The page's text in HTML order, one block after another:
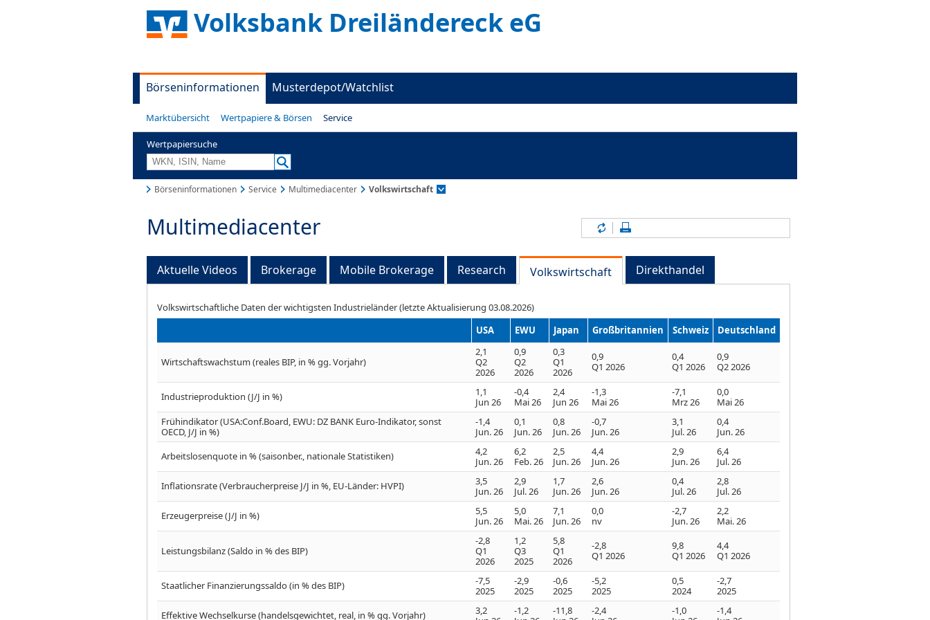
Volksbank Dreiländereck eG
Börseninformationen Musterdepot/Watchlist
Marktübersicht Wertpapiere & Börsen Service
Wertpapiersuche
Börseninformationen Service Multimediacenter Volkswirtschaft
Multimediacenter Inhalte aktualisieren
Aktuelle Videos Brokerage Mobile Brokerage Research Volkswirtschaft Direkthandel
Volkswirtschaftliche Daten der wichtigsten Industrieländer (letzte Aktualisierung 03.08.2026)
USA
EWU Japan Großbritannien Schweiz Deutschland
Wirtschaftswachstum (reales BIP, in % gg. Vorjahr)
2,1
Q2
2026
0,9
Q2
2026
0,3
Q1
2026
0,9
Q1 2026
0,4
Q1 2026
0,9
Q2 2026
Industrieproduktion (J/J in %)
1,1
Jun 26
-0,4
Mai 26
2,4
Jun 26
-1,3
Mai 26
-7,1
Mrz 26
0,0
Mai 26
Frühindikator (USA:Conf.Board, EWU: DZ BANK Euro-Indikator, sonst
OECD, J/J in %)
-1,4
Jun. 26
0,1
Jun. 26
0,8
Jun. 26
-0,7
Jun. 26
3,1
Jul. 26
0,4
Jun. 26
Arbeitslosenquote in % (saisonber., nationale Statistiken)
4,2
Jun. 26
6,2
Feb. 26
2,5
Jun. 26
4,4
Jun. 26
2,9
Jun. 26
6,4
Jul. 26
Inflationsrate (Verbraucherpreise J/J in %, EU-Länder: HVPI)
3,5
Jun. 26
2,9
Jul. 26
1,7
Jun. 26
2,6
Jun. 26
0,4
Jul. 26
2,8
Jul. 26
Erzeugerpreise (J/J in %)
5,5
Jun. 26
5,0
Mai. 26
7,1
Jun. 26
0,0
nv
-2,7
Jun. 26
2,2
Mai. 26
Leistungsbilanz (Saldo in % des BIP)
-2,8
Q1
2026
1,2
Q3
2025
5,8
Q1
2026
-2,8
Q1 2026
9,8
Q1 2026
4,4
Q1 2026
Staatlicher Finanzierungssaldo (in % des BIP)
-7,5
2025
-2,9
2025
-0,6
2025
-5,2
2025
0,5
2024
-2,7
2025
Effektive Wechselkurse (handelsgewichtet, real, in % gg. Vorjahr)
3,2
-1,2
-11,8
-2,4
-1,0
-1,4